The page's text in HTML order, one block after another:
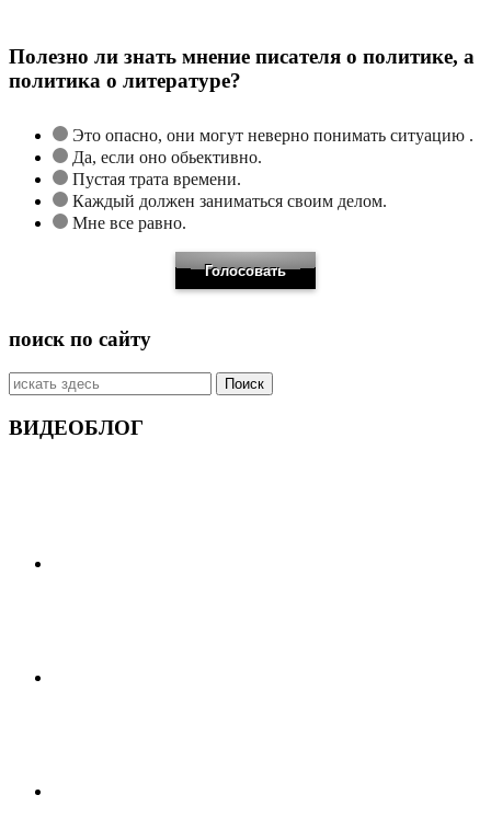
Полезно ли знать мнение писателя о политике, а
политика о литературе?
Это опасно, они могут неверно понимать ситуацию .
Да, если оно обьективно.
Пустая трата времени.
Каждый должен заниматься своим делом.
Мне все равно.
поиск по сайту
Искать:
ВИДЕОБЛОГ